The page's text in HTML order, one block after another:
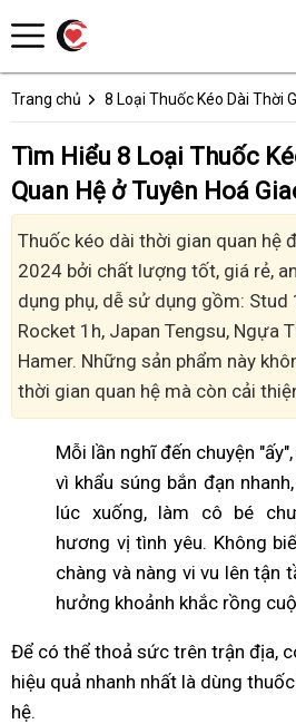
Trang chủ 8 Loại Thuốc Kéo Dài Thời
Tìm Hiểu 8 Loại Thuốc
Quan Hệ ở Tuyên Hoá
Thuốc kéo dài thời gian quan hệ
2024 bởi chất lượng tốt, giá rẻ,
dụng phụ, dễ sử dụng gồm: Stud
Rocket 1h, Japan Tengsu, Ngựa
Hamer. Những sản phẩm này
thời gian quan hệ mà còn cải
Mỗi lần nghĩ đến chuyện
vì khẩu súng bắn đạn
lúc xuống, làm cô bé
hương vị tình yêu. Không
chàng và nàng vi vu lên tận
hưởng khoảnh khắc rồng
Để có thể thoả sức trên trận địa,
hiệu quả nhanh nhất là dùng
hệ.